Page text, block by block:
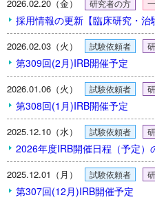
2026.02.20（金） 研究者の方
採用情報の更新【臨床研究・
2026.02.03（火） 試験依頼者
第309回(2月)IRB開催予定
2026.01.06（火） 試験依頼者
第308回(1月)IRB開催予定
2025.12.10（水） 試験依頼者
2026年度IRB開催日程（予定）
2025.12.01（月） 試験依頼者
第307回(12月)IRB開催予定